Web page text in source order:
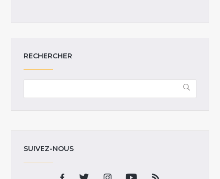
RECHERCHER
SUIVEZ-NOUS